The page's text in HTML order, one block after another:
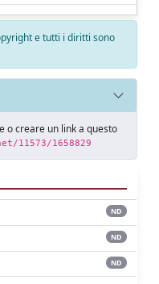
e tutti i diritti sono
o creare un link a questo
11573/1658829
ND
ND
ND